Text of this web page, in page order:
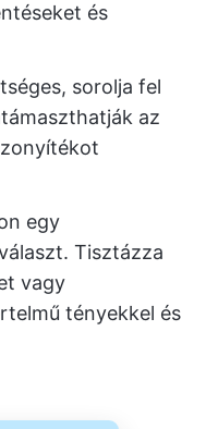
és
sorolja fel
az
egy
Tisztázza
vagy
tényekkel és